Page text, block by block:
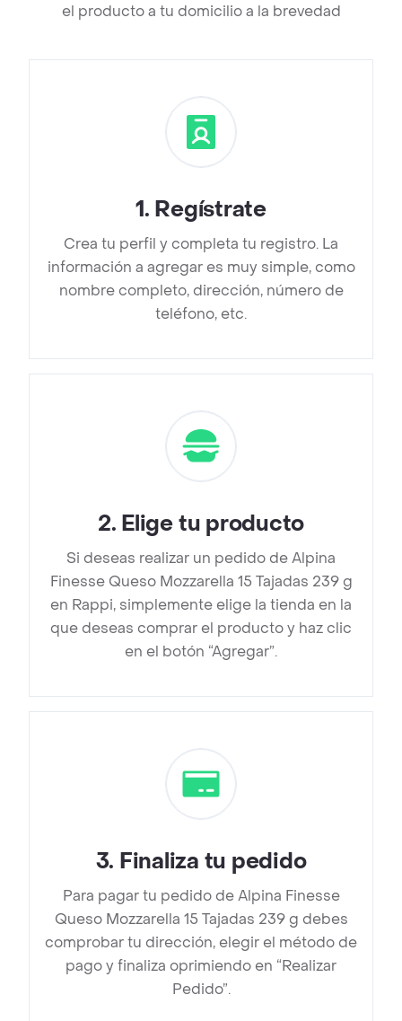
el producto a tu domicilio a la brevedad
1. Regístrate
Crea tu perfil y completa tu registro. La
información a agregar es muy simple, como
nombre completo, dirección, número de
teléfono, etc.
2. Elige tu producto
Si deseas realizar un pedido de Alpina
Finesse Queso Mozzarella 15 Tajadas 239 g
en Rappi, simplemente elige la tienda en la
que deseas comprar el producto y haz clic
en el botón “Agregar”.
3. Finaliza tu pedido
Para pagar tu pedido de Alpina Finesse
Queso Mozzarella 15 Tajadas 239 g debes
comprobar tu dirección, elegir el método de
pago y finaliza oprimiendo en “Realizar
Pedido”.